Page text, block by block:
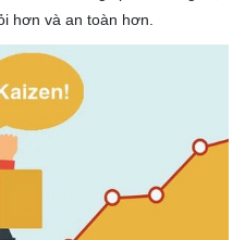
hơn và an toàn hơn.